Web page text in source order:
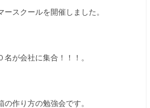
ースクールを開催しました。
が会社に集合！！！。
作り方の勉強会です。